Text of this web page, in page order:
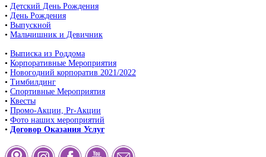
• Детский День Рождения
• День Рождения
• Выпускной
• Мальчишник и Девичник
• Выписка из Роддома
• Корпоративные Мероприятия
• Новогодний корпоратив 2021/2022
• Тимбилдинг
• Спортивные Мероприятия
• Квесты
• Промо-Акции, Pr-Акции
• Фото наших мероприятий
• Договор Оказания Услуг